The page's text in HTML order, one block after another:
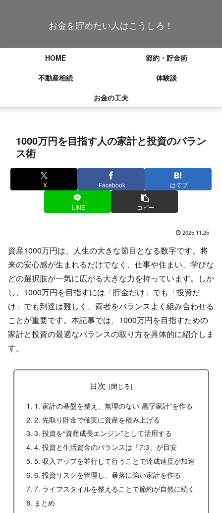
お金を貯めたい人はこうしろ！
HOME
節約・貯金術
不動産相続
体験談
お金の工夫
1000万円を目指す人の家計と投資のバラン
ス術
X Facebook はてブ
LINE コピー
2025.11.25
資産1000万円は、人生の大きな節目となる数字です。将
来の安心感が生まれるだけでなく、仕事や住まい、学びな
どの選択肢が一気に広がる大きな力を持っています。しか
し、1000万円を目指すには「貯金だけ」でも「投資だ
け」でも到達は難しく、両者をバランスよく組み合わせる
ことが重要です。本記事では、1000万円を目指すための
家計と投資の最適なバランスの取り方を具体的に紹介しま
す。
目次
1. 家計の基盤を整え、無理のない“黒字家計”を作る
2. 先取り貯金で確実に資産を積み上げる
3. 投資を“資産成長エンジン”として活用する
4. 投資と生活資金のバランスは「7:3」が目安
5. 収入アップを並行して行うことで達成速度が加速
6. 投資リスクを管理し、暴落に強い家計を作る
7. ライフスタイルを整えることで節約が自然に続く
まとめ